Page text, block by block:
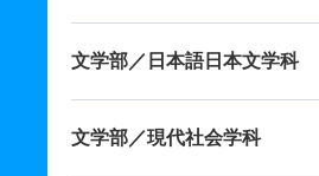
文学部／日本語日本文学科
文学部／現代社会学科